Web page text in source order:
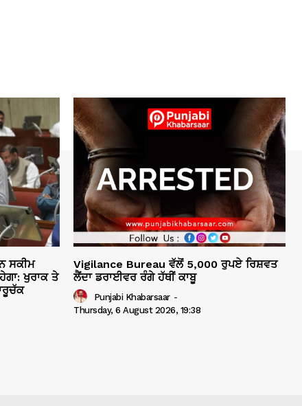
ਸਕੀਮ
ਖੁਰਾਕ ਤੇ
Vigilance Bureau ਵੱਲੋਂ 5,000 ਰੁਪਏ ਰਿਸ਼ਵਤ
ਲੈਂਦਾ ਡਰਾਈਵਰ ਰੰਗੇ ਹੱਥੀਂ ਕਾਬੂ
Punjabi Khabarsaar -
Thursday, 6 August 2026, 19:38